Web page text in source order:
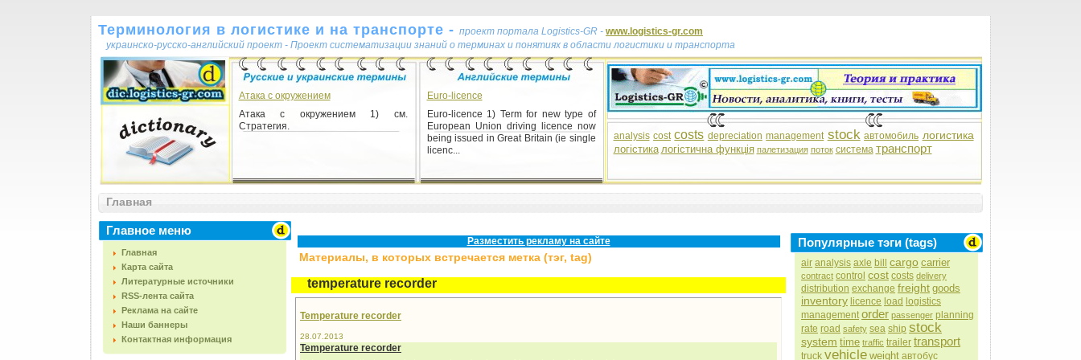
Терминология в логистике и на транспорте - проект портала Logistics-GR - www.logistics-gr.com
украинско-русско-английский проект - Проект систематизации знаний о терминах и понятиях в области логистики и транспорта
Атака с окружением
Атака с окружением 1) см.
Стратегия.
Euro-licence
Euro-licence 1) Term for new type of
European Union driving licence now
being issued in Great Britain (ie single
licenc...
analysis cost costs depreciation management stock автомобиль логистика
логістика логістична функція палетизация поток система транспорт
Главная
Главное меню
Главная
Карта сайта
Литературные источники
RSS-лента сайта
Реклама на сайте
Наши баннеры
Контактная информация
Разместить рекламу на сайте
Материалы, в которых встречается метка (тэг, tag)
temperature recorder
Temperature recorder
28.07.2013
Temperature recorder
Популярные тэги (tags)
air analysis axle bill cargo carrier
contract control cost costs delivery
distribution exchange freight goods
inventory licence load logistics
management order passenger planning
rate road safety sea ship stock
system time traffic trailer transport
truck vehicle weight автобус